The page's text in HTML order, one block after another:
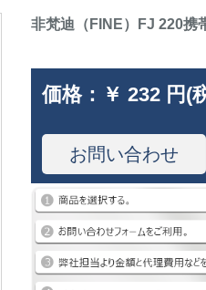
非梵迪（FINE）FJ 220携
価格： ￥ 232 円(
お問い合わせ